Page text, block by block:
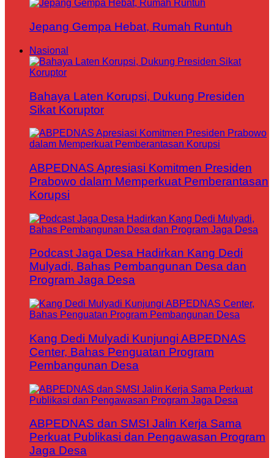
Jepang Gempa Hebat, Rumah Runtuh
Nasional
Bahaya Laten Korupsi, Dukung Presiden
Sikat Koruptor
ABPEDNAS Apresiasi Komitmen Presiden
Prabowo dalam Memperkuat Pemberantasan
Korupsi
Podcast Jaga Desa Hadirkan Kang Dedi
Mulyadi, Bahas Pembangunan Desa dan
Program Jaga Desa
Kang Dedi Mulyadi Kunjungi ABPEDNAS
Center, Bahas Penguatan Program
Pembangunan Desa
ABPEDNAS dan SMSI Jalin Kerja Sama
Perkuat Publikasi dan Pengawasan Program
Jaga Desa